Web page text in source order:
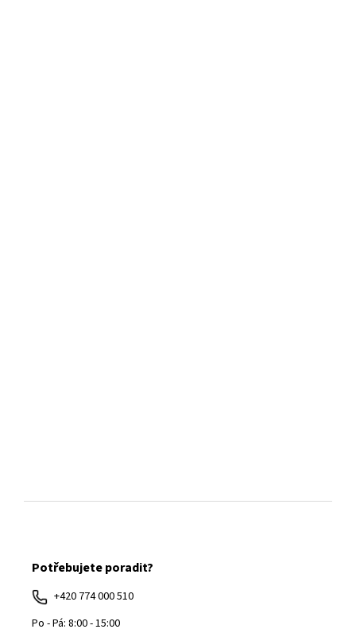
Potřebujete poradit?
+420 774 000 510
Po - Pá: 8:00 - 15:00